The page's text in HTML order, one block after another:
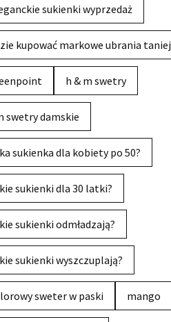
sukienki wyprzedaż
kupować markowe ubrania taniej
h & m swetry
swetry damskie
sukienka dla kobiety po 50?
sukienki dla 30 latki?
sukienki odmładzają?
sukienki wyszczuplają?
sweter w paski mango